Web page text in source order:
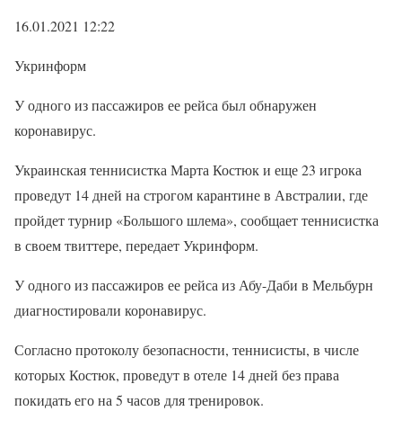
16.01.2021 12:22
Укринформ
У одного из пассажиров ее рейса был обнаружен
коронавирус.
Украинская теннисистка Марта Костюк и еще 23 игрока
проведут 14 дней на строгом карантине в Австралии, где
пройдет турнир «Большого шлема», сообщает теннисистка
в своем твиттере, передает Укринформ.
У одного из пассажиров ее рейса из Абу-Даби в Мельбурн
диагностировали коронавирус.
Согласно протоколу безопасности, теннисисты, в числе
которых Костюк, проведут в отеле 14 дней без права
покидать его на 5 часов для тренировок.